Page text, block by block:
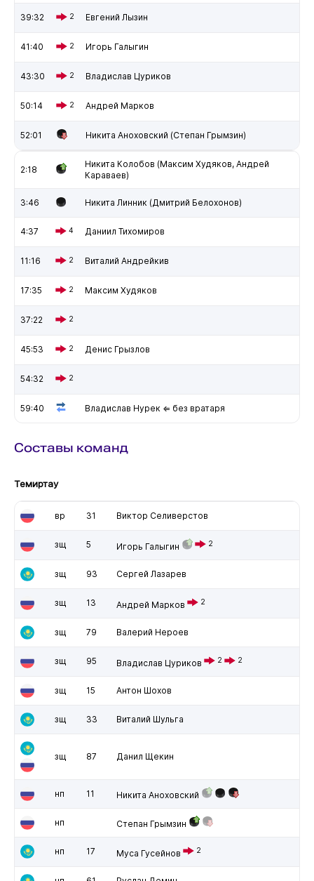
39:32 2 Евгений Лызин
41:40 2 Игорь Галыгин
43:30 2 Владислав Цуриков
50:14 2 Андрей Марков
52:01 Никита Аноховский (Степан Грымзин)
2:18
Никита Колобов (Максим Худяков, Андрей
Караваев)
3:46 Никита Линник (Дмитрий Белохонов)
4:37 4 Даниил Тихомиров
11:16 2 Виталий Андрейкив
17:35 2 Максим Худяков
37:22 2
45:53 2 Денис Грызлов
54:32 2
59:40 Владислав Нурек ⇐ без вратаря
Составы команд
Темиртау
вр 31 Виктор Селиверстов
зщ 5 Игорь Галыгин 2
зщ 93 Сергей Лазарев
зщ 13 Андрей Марков 2
зщ 79 Валерий Нероев
зщ 95 Владислав Цуриков 2 2
зщ 15 Антон Шохов
зщ 33 Виталий Шульга
зщ 87 Данил Щекин
нп 11 Никита Аноховский
нп Степан Грымзин
нп 17 Муса Гусейнов 2